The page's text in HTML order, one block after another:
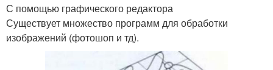
С помощью графического редактора
Существует множество программ для обработки
изображений (фотошоп и тд).